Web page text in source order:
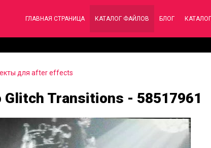
ГЛАВНАЯ СТРАНИЦА КАТАЛОГ ФАЙЛОВ БЛОГ
для after effects
Glitch Transitions - 58517961